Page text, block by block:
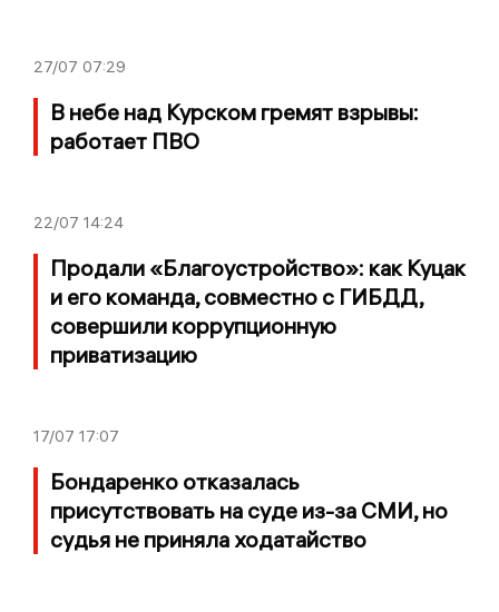
27/07 07:29
В небе над Курском гремят взрывы:
работает ПВО
22/07 14:24
Продали «Благоустройство»: как Куцак
и его команда, совместно с ГИБДД,
совершили коррупционную
приватизацию
17/07 17:07
Бондаренко отказалась
присутствовать на суде из-за СМИ, но
судья не приняла ходатайство